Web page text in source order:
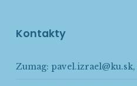
Kontakty
Zumag: pavel.izrael@ku.sk,